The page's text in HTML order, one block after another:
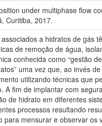
under multiphase flow
Curitiba, 2017.
a hidratos de gás
de remoção de água,
conhecida como “gestão
uma vez que, ao invés
utilizando técnicas que
fim de implantar com
de hidrato em diferentes
processos resultando
mensurar e observar